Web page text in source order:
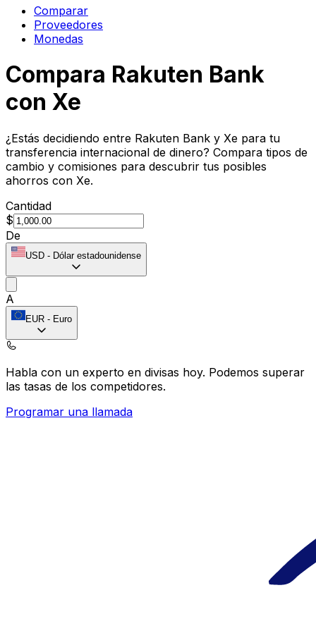
Comparar
Proveedores
Monedas
Compara Rakuten Bank
con Xe
¿Estás decidiendo entre Rakuten Bank y Xe para tu
transferencia internacional de dinero? Compara tipos de
cambio y comisiones para descubrir tus posibles
ahorros con Xe.
Cantidad
$
De
USD - Dólar estadounidense
A
EUR - Euro
Habla con un experto en divisas hoy. Podemos superar
las tasas de los competidores.
Programar una llamada